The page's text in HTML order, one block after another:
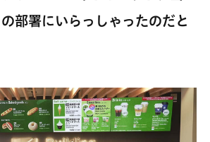
部署にいらっしゃったのだと